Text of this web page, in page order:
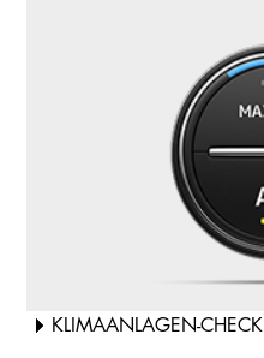
KLIMAANLAGEN-CHECK